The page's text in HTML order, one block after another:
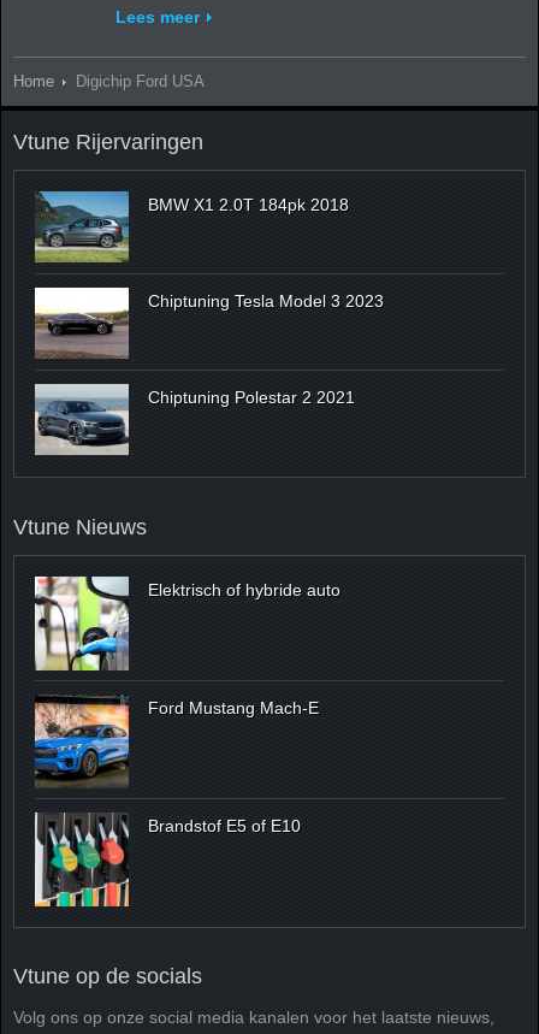
Lees meer
Home Digichip Ford USA
Vtune Rijervaringen
BMW X1 2.0T 184pk 2018
Chiptuning Tesla Model 3 2023
Chiptuning Polestar 2 2021
Vtune Nieuws
Elektrisch of hybride auto
Ford Mustang Mach-E
Brandstof E5 of E10
Vtune op de socials
Volg ons op onze social media kanalen voor het laatste nieuws,